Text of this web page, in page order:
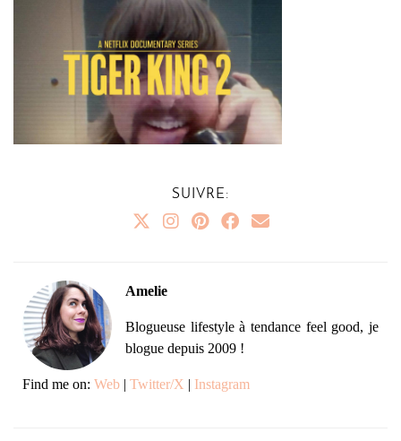
SUIVRE:
Amelie
Blogueuse lifestyle à tendance feel good, je
blogue depuis 2009 !
Find me on: Web | Twitter/X | Instagram